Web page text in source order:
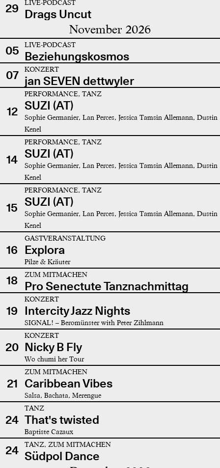
29
LIVE-PODCAST
Drags Uncut
November 2026
05 LIVE-PODCAST
Beziehungskosmos
07
KONZERT
jan SEVEN dettwyler
12
PERFORMANCE, TANZ
SUZI (AT)
Sophie Germanier, Lan Perces, Jessica Tamsin Allemann, Dustin
Kenel
14
PERFORMANCE, TANZ
SUZI (AT)
Sophie Germanier, Lan Perces, Jessica Tamsin Allemann, Dustin
Kenel
15
PERFORMANCE, TANZ
SUZI (AT)
Sophie Germanier, Lan Perces, Jessica Tamsin Allemann, Dustin
Kenel
16
GASTVERANSTALTUNG
Explora
Pilze & Kräuter
18 ZUM MITMACHEN
Pro Senectute Tanznachmittag
19
KONZERT
Intercity Jazz Nights
SIGNAL! – Beromünster with Peter Zihlmann
20
KONZERT
Nicky B Fly
Wo chumi her Tour
21
ZUM MITMACHEN
Caribbean Vibes
Salsa, Bachata, Merengue
24
TANZ
That's twisted
Baptiste Cazaux
24 TANZ, ZUM MITMACHEN
Südpol Dance